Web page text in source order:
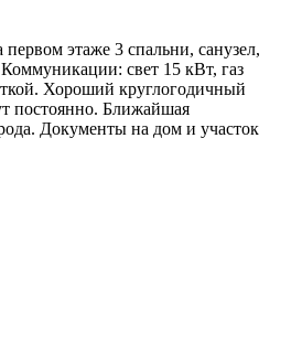
этаже 3 спальни, санузел,
свет 15 кВт, газ
Хороший круглогодичный
постоянно. Ближайшая
Документы на дом и участок